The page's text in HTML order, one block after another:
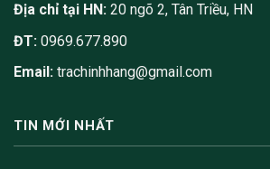
Địa chỉ tại HN: 20 ngõ 2, Tân Triều, HN
ĐT: 0969.677.890
Email: trachinhhang@gmail.com
TIN MỚI NHẤT